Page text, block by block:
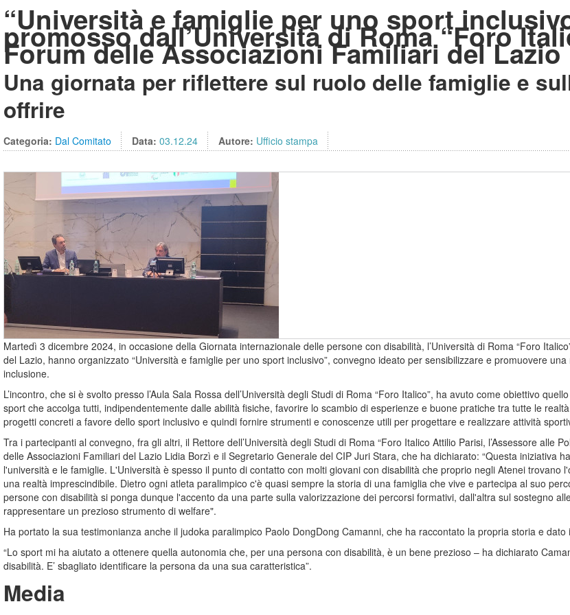
“Università e famiglie per uno sport
promosso dall’Università di Roma “Foro
Forum delle Associazioni Familiari del Lazio
Una giornata per riflettere sul ruolo delle famiglie e
offrire
Categoria: Dal Comitato Data: 03.12.24 Autore: Ufficio stampa
Martedì 3 dicembre 2024, in occasione della Giornata internazionale delle persone con disabilità, l’Università di Roma “Foro
del Lazio, hanno organizzato “Università e famiglie per uno sport inclusivo”, convegno ideato per sensibilizzare e promuovere
inclusione.
L’incontro, che si è svolto presso l’Aula Sala Rossa dell’Università degli Studi di Roma “Foro Italico”, ha avuto come obiettivo
sport che accolga tutti, indipendentemente dalle abilità fisiche, favorire lo scambio di esperienze e buone pratiche tra tutte le
progetti concreti a favore dello sport inclusivo e quindi fornire strumenti e conoscenze utili per progettare e realizzare attività
Tra i partecipanti al convegno, fra gli altri, il Rettore dell’Università degli Studi di Roma “Foro Italico Attilio Parisi, l’Assessore alle
delle Associazioni Familiari del Lazio Lidia Borzì e il Segretario Generale del CIP Juri Stara, che ha dichiarato: “Questa iniziativa
l'università e le famiglie. L'Università è spesso il punto di contatto con molti giovani con disabilità che proprio negli Atenei
una realtà imprescindibile. Dietro ogni atleta paralimpico c'è quasi sempre la storia di una famiglia che vive e partecipa al suo
persone con disabilità si ponga dunque l'accento da una parte sulla valorizzazione dei percorsi formativi, dall'altra sul sostegno
rappresentare un prezioso strumento di welfare".
Ha portato la sua testimonianza anche il judoka paralimpico Paolo DongDong Camanni, che ha raccontato la propria storia e
“Lo sport mi ha aiutato a ottenere quella autonomia che, per una persona con disabilità, è un bene prezioso – ha dichiarato
disabilità. E’ sbagliato identificare la persona da una sua caratteristica”.
Media